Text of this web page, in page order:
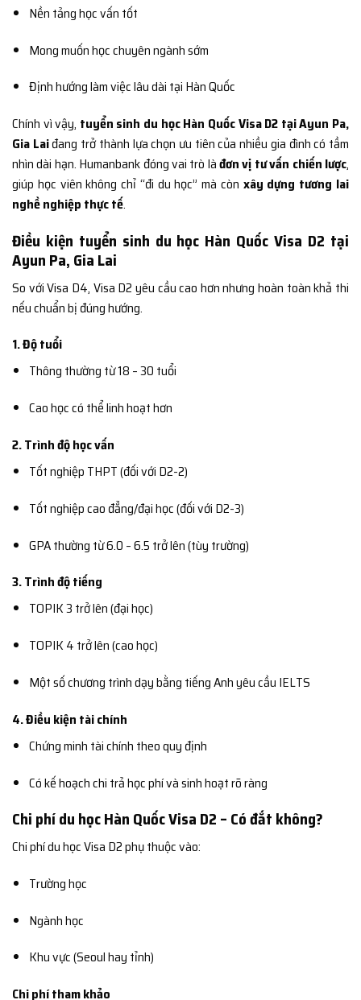
Nền tảng học vấn tốt
Mong muốn học chuyên ngành sớm
Định hướng làm việc lâu dài tại Hàn Quốc
Chính vì vậy, tuyển sinh du học Hàn Quốc Visa D2 tại Ayun Pa,
Gia Laiđang trở thành lựa chọn ưu tiên của nhiều gia đình có tầm
nhìn dài hạn. Humanbank đóng vai trò làđơn vị tư vấn chiến lược,
giúp học viên không chỉ “đi du học” mà còn xây dựng tương lai
nghề nghiệp thực tế.
Điều kiện tuyển sinh du học Hàn Quốc Visa D2 tại
Ayun Pa, Gia Lai
So với Visa D4, Visa D2 yêu cầu cao hơn nhưng hoàn toàn khả thi
nếu chuẩn bị đúng hướng.
1. Độ tuổi
Thông thường từ 18 – 30 tuổi
Cao học có thể linh hoạt hơn
2. Trình độ học vấn
Tốt nghiệp THPT (đối với D2-2)
Tốt nghiệp cao đẳng/đại học (đối với D2-3)
GPA thường từ 6.0 – 6.5 trở lên (tùy trường)
3. Trình độ tiếng
TOPIK 3 trở lên (đại học)
TOPIK 4 trở lên (cao học)
Một số chương trình dạy bằng tiếng Anh yêu cầu IELTS
4. Điều kiện tài chính
Chứng minh tài chính theo quy định
Có kế hoạch chi trả học phí và sinh hoạt rõ ràng
Chi phí du học Hàn Quốc Visa D2 – Có đắt không?
Chi phí du học Visa D2 phụ thuộc vào:
Trường học
Ngành học
Khu vực (Seoul hay tỉnh)
Chi phí tham khảo